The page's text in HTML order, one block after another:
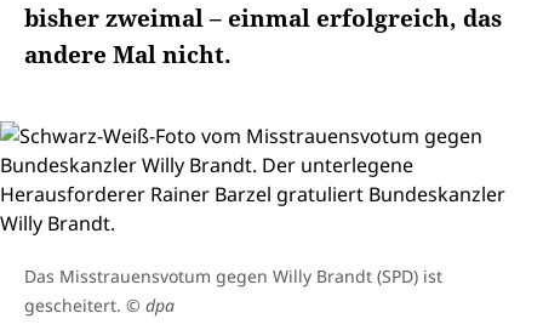
bisher zweimal – einmal erfolgreich, das
andere Mal nicht.
Das Misstrauensvotum gegen Willy Brandt (SPD) ist
gescheitert. © dpa